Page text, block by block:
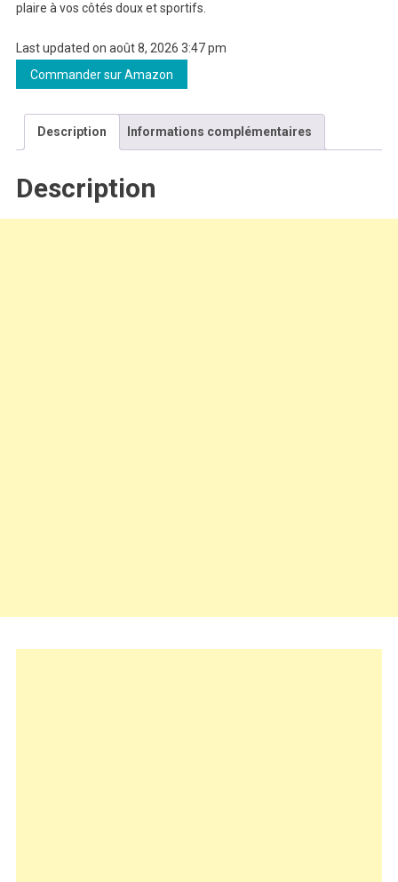
plaire à vos côtés doux et sportifs.
Last updated on août 8, 2026 3:47 pm
Commander sur Amazon
Description Informations complémentaires
Description